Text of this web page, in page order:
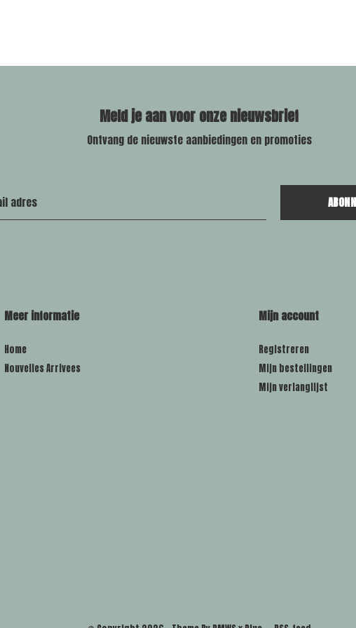
Meld je aan voor onze nieuwsbrief
Ontvang de nieuwste aanbiedingen en promoties
Meer informatie
Home
Nouvelles Arrivees
Mijn account
Registreren
Mijn bestellingen
Mijn verlanglijst